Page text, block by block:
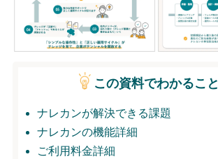
ログイン
この資料でわかること
ナレカンが解決できる課題
ナレカンの機能詳細
ご利用料金詳細